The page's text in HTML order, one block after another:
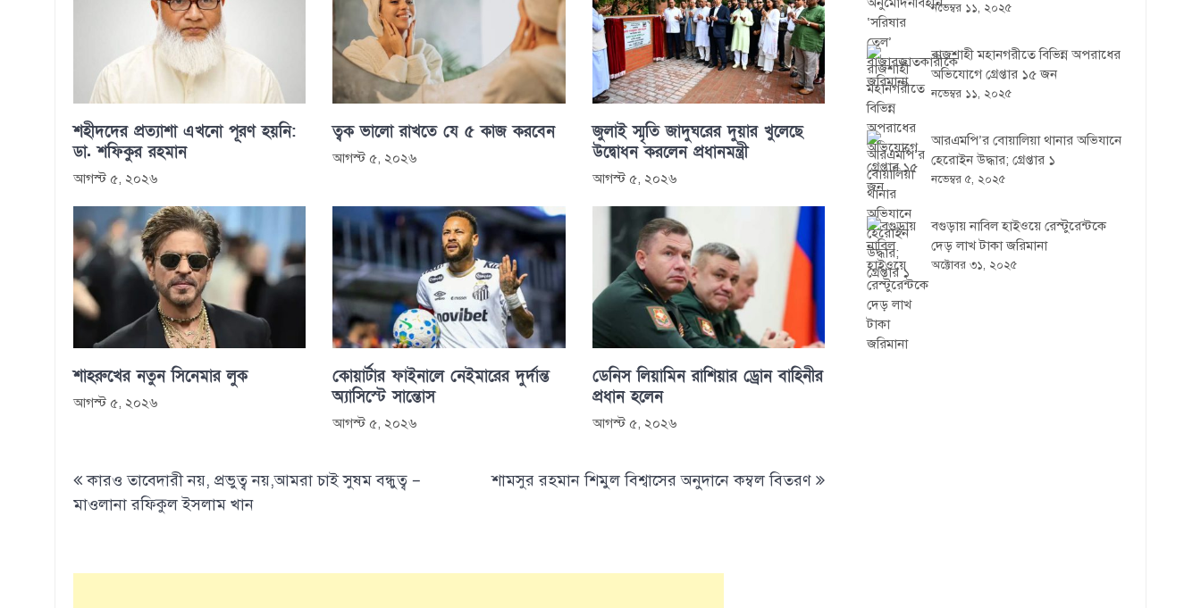
শহীদদের প্রত্যাশা এখনো পূরণ হয়নি:
ডা. শফিকুর রহমান
আগস্ট ৫, ২০২৬
ত্বক ভালো রাখতে যে ৫ কাজ করবেন
আগস্ট ৫, ২০২৬
জুলাই স্মৃতি জাদুঘরের দুয়ার খুলেছে
উদ্বোধন করলেন প্রধানমন্ত্রী
আগস্ট ৫, ২০২৬
শাহরুখের নতুন সিনেমার লুক
আগস্ট ৫, ২০২৬
কোয়ার্টার ফাইনালে নেইমারের দুর্দান্ত
অ্যাসিস্টে সান্তোস
আগস্ট ৫, ২০২৬
ডেনিস লিয়ামিন রাশিয়ার ড্রোন বাহিনীর
প্রধান হলেন
আগস্ট ৫, ২০২৬
navigation
কারও তাবেদারী নয়, প্রভুত্ব নয়,আমরা চাই সুষম বন্ধুত্ব –
মাওলানা রফিকুল ইসলাম খান
শামসুর রহমান শিমুল বিশ্বাসের অনুদানে কম্বল বিতরণ
নভেম্বর ১১, ২০২৫
রাজশাহী মহানগরীতে বিভিন্ন অপরাধের
অভিযোগে গ্রেপ্তার ১৫ জন
নভেম্বর ১১, ২০২৫
আরএমপি’র বোয়ালিয়া থানার অভিযানে
হেরোইন উদ্ধার; গ্রেপ্তার ১
নভেম্বর ৫, ২০২৫
বগুড়ায় নাবিল হাইওয়ে রেস্টুরেন্টকে
দেড় লাখ টাকা জরিমানা
অক্টোবর ৩১, ২০২৫